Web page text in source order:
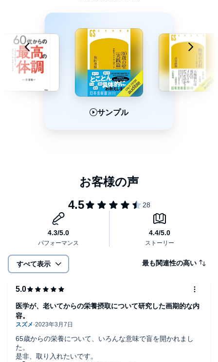
サンプル
すべて表示 最も関連性の高い
65歳からの栄養について、いろんな意味で盲を開かれまし
た。
是非、取り入れたいです。
医学が、老いてからの栄養摂取について研究した画期的な内
容。